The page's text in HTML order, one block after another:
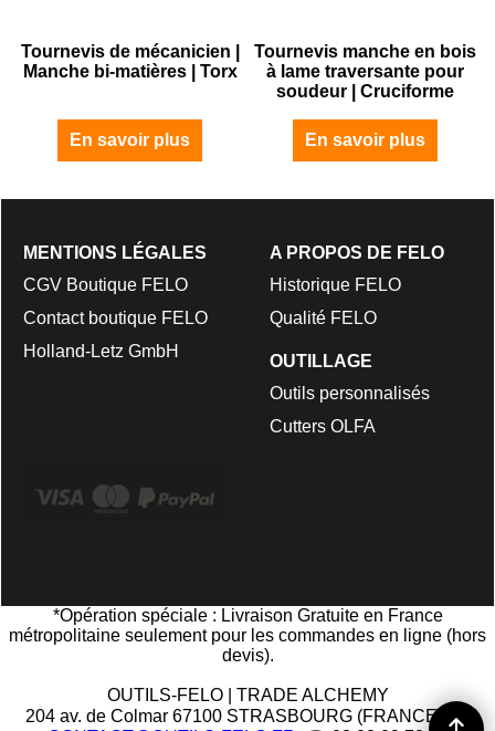
Tournevis de mécanicien |
Manche bi-matières | Torx
En savoir plus
Tournevis manche en bois
à lame traversante pour
soudeur | Cruciforme
En savoir plus
MENTIONS LÉGALES
CGV Boutique FELO
Contact boutique FELO
Holland-Letz GmbH
A PROPOS DE FELO
Historique FELO
Qualité FELO
OUTILLAGE
Outils personnalisés
Cutters OLFA
*Opération spéciale : Livraison Gratuite en France
métropolitaine seulement pour les commandes en ligne (hors
devis).
OUTILS-FELO | TRADE ALCHEMY
204 av. de Colmar 67100 STRASBOURG (FRANCE) | ✉